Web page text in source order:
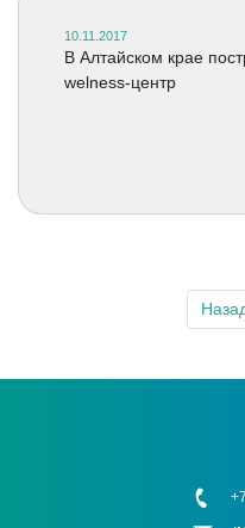
10.11.2017
В Алтайском крае
welness-центр